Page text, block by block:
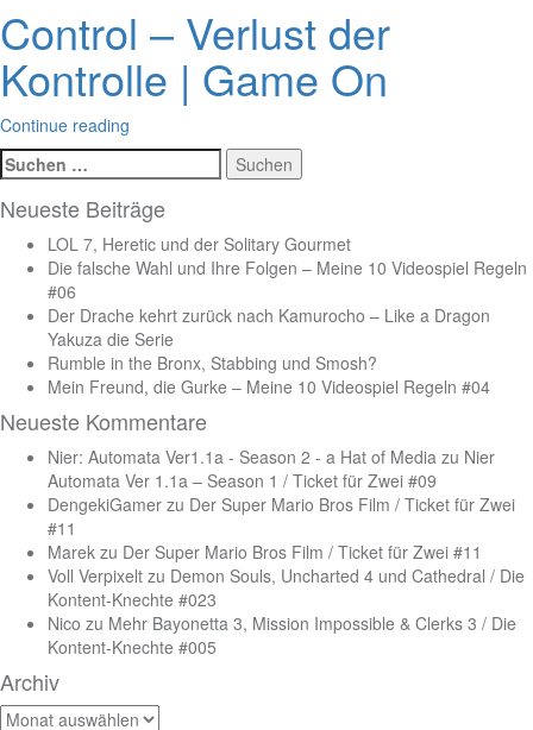
Control – Verlust der
Kontrolle | Game On
Continue reading
Suchen
nach:
Neueste Beiträge
LOL 7, Heretic und der Solitary Gourmet
Die falsche Wahl und Ihre Folgen – Meine 10 Videospiel Regeln
#06
Der Drache kehrt zurück nach Kamurocho – Like a Dragon
Yakuza die Serie
Rumble in the Bronx, Stabbing und Smosh?
Mein Freund, die Gurke – Meine 10 Videospiel Regeln #04
Neueste Kommentare
Nier: Automata Ver1.1a - Season 2 - a Hat of Media zu Nier
Automata Ver 1.1a – Season 1 / Ticket für Zwei #09
DengekiGamer zu Der Super Mario Bros Film / Ticket für Zwei
#11
Marek zu Der Super Mario Bros Film / Ticket für Zwei #11
Voll Verpixelt zu Demon Souls, Uncharted 4 und Cathedral / Die
Kontent-Knechte #023
Nico zu Mehr Bayonetta 3, Mission Impossible & Clerks 3 / Die
Kontent-Knechte #005
Archiv
Archiv